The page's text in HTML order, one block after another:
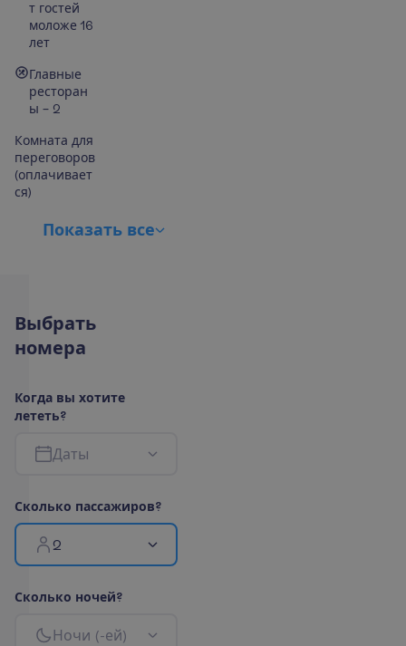
т гостей
моложе 16
лет
Главные
ресторан
ы – 2
Комната для
переговоров
(оплачивает
ся)
Показать все
Выбрать
номера
Когда вы хотите
лететь?
Даты
Сколько пассажиров?
2
Сколько ночей?
Ночи (-ей)